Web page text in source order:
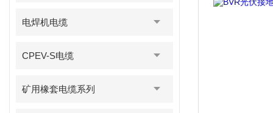
电焊机电缆
CPEV-S电缆
矿用橡套电缆系列